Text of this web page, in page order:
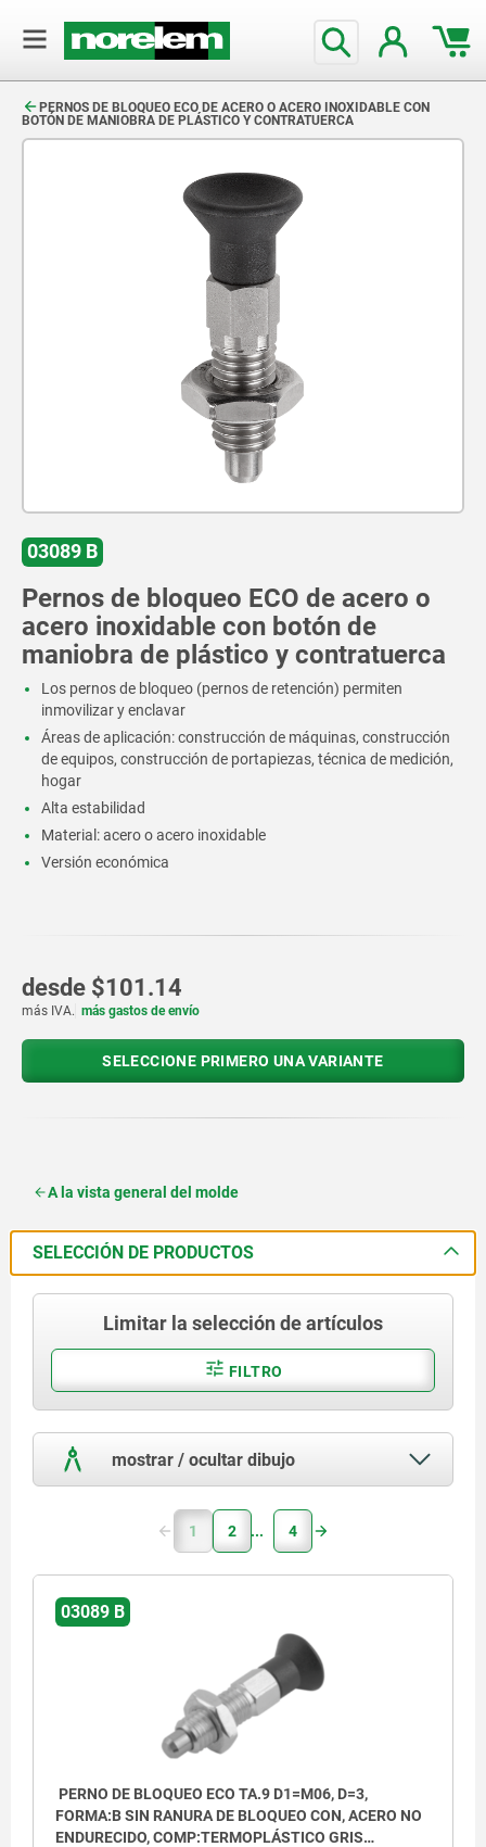
PERNOS DE BLOQUEO ECO DE ACERO O ACERO INOXIDABLE CON
BOTÓN DE MANIOBRA DE PLÁSTICO Y CONTRATUERCA
03089 B
Pernos de bloqueo ECO de acero o
acero inoxidable con botón de
maniobra de plástico y contratuerca
Los pernos de bloqueo (pernos de retención) permiten
inmovilizar y enclavar
Áreas de aplicación: construcción de máquinas, construcción
de equipos, construcción de portapiezas, técnica de medición,
hogar
Alta estabilidad
Material: acero o acero inoxidable
Versión económica
desde $101.14
más IVA. más gastos de envío
SELECCIONE PRIMERO UNA VARIANTE
A la vista general del molde
SELECCIÓN DE PRODUCTOS
Limitar la selección de artículos
FILTRO
mostrar / ocultar dibujo
1 2 4
03089 B
PERNO DE BLOQUEO ECO TA.9 D1=M06, D=3,
FORMA:B SIN RANURA DE BLOQUEO CON, ACERO NO
ENDURECIDO, COMP:TERMOPLÁSTICO GRIS